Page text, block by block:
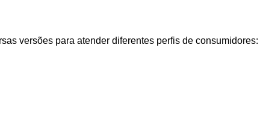
versões para atender diferentes perfis de consumidores: